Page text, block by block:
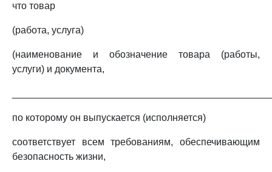
что товар
(работа, услуга)
(наименование и обозначение товара (работы,
услуги) и документа,
по которому он выпускается (исполняется)
соответствует всем требованиям, обеспечивающим
безопасность жизни,